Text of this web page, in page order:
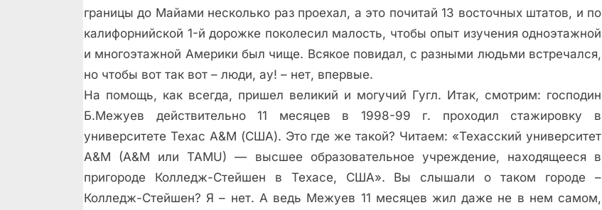
границы до Майами несколько раз проехал, а это почитай 13 восточных штатов, и по
калифорнийской 1-й дорожке поколесил малость, чтобы опыт изучения одноэтажной
и многоэтажной Америки был чище. Всякое повидал, с разными людьми встречался,
но чтобы вот так вот – люди, ау! – нет, впервые.
На помощь, как всегда, пришел великий и могучий Гугл. Итак, смотрим: господин
Б.Межуев действительно 11 месяцев в 1998-99 г. проходил стажировку в
университете Texaс A&M (США). Это где же такой? Читаем: «Техасский университет
A&M (A&M или TAMU) — высшее образовательное учреждение, находящееся в
пригороде Колледж-Стейшен в Техасе, США». Вы слышали о таком городе –
Колледж-Стейшен? Я – нет. А ведь Межуев 11 месяцев жил даже не в нем самом,